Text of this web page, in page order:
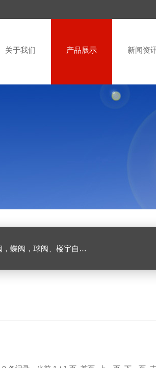
关于我们 产品展示 新闻资
、楼宇自控阀、消防器材等